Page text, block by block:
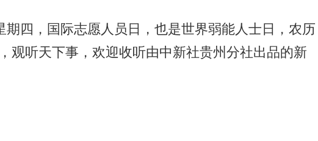
四，国际志愿人员日，也是世界弱能人士日，农历
观听天下事，欢迎收听由中新社贵州分社出品的新